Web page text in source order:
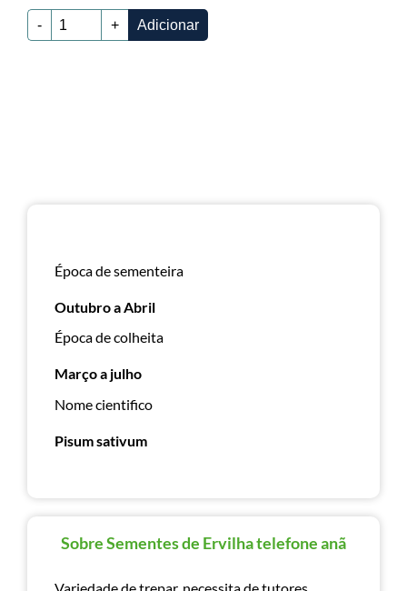
- + Adicionar
Época de sementeira
Outubro a Abril
Época de colheita
Março a julho
Nome cientifico
Pisum sativum
Sobre Sementes de Ervilha telefone anã